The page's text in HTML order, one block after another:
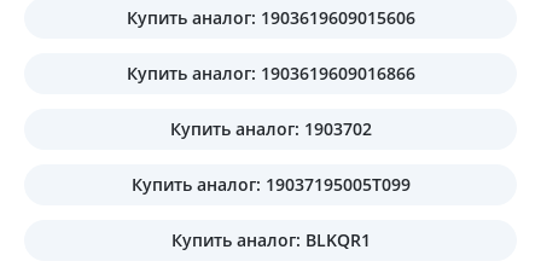
Купить аналог: 1903619609015606
Купить аналог: 1903619609016866
Купить аналог: 1903702
Купить аналог: 19037195005T099
Купить аналог: BLKQR1